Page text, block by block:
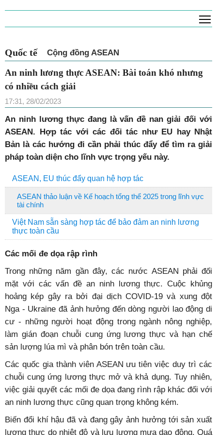
Quốc tế Cộng đồng ASEAN
An ninh lương thực ASEAN: Bài toán khó nhưng
có nhiều cách giải
17:31, 28/02/2023
An ninh lương thực đang là vấn đề nan giải đối với
ASEAN. Hợp tác với các đối tác như EU hay Nhật
Bản là các hướng đi cần phải thúc đẩy để tìm ra giải
pháp toàn diện cho lĩnh vực trọng yếu này.
ASEAN, EU thúc đẩy quan hệ hợp tác
ASEAN thảo luận về Kế hoạch tổng thể 2025 trong lĩnh vực
tài chính
Việt Nam sẵn sàng hợp tác để bảo đảm an ninh lương
thực toàn cầu
Các mối đe dọa rập rình
Trong những năm gần đây, các nước ASEAN phải đối
mặt với các vấn đề an ninh lương thực. Cuộc khủng
hoảng kép gây ra bởi đại dịch COVID-19 và xung đột
Nga - Ukraine đã ảnh hưởng đến dòng người lao động di
cư - những người hoạt động trong ngành nông nghiệp,
làm gián đoạn chuỗi cung ứng lương thực và hạn chế
sản lượng lúa mì và phân bón trên toàn cầu.
Các quốc gia thành viên ASEAN ưu tiên việc duy trì các
chuỗi cung ứng lương thực mở và khả dụng. Tuy nhiên,
việc giải quyết các mối đe dọa đang rình rập khác đối với
an ninh lương thực cũng quan trọng không kém.
Biến đổi khí hậu đã và đang gây ảnh hưởng tới sản xuất
lương thực do nhiệt độ và lưu lượng mưa dao động. Quá